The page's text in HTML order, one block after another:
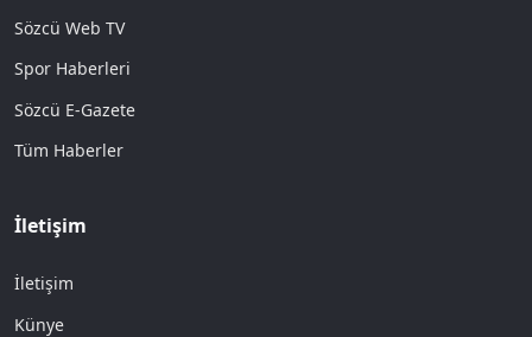
Sözcü Web TV
Spor Haberleri
Sözcü E-Gazete
Tüm Haberler
İletişim
İletişim
Künye